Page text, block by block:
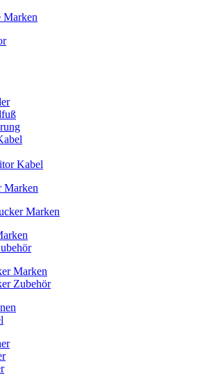
Marken
Kabel
Marken
Marken
Marken
Zubehör